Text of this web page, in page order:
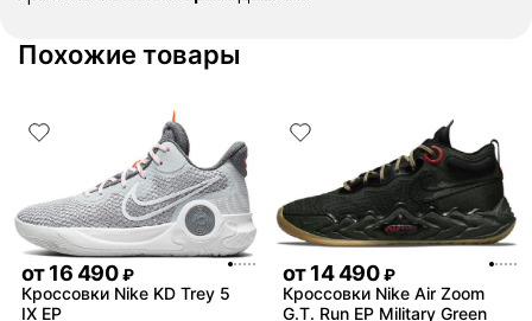
Похожие товары
от16 490 ₽
Кроссовки Nike KD Trey 5
IX EP
от14 490 ₽
Кроссовки Nike Air Zoom
G.T. Run EP Military Green